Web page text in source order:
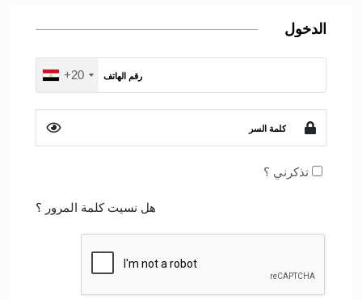
الدخول
+20
تذكرني ؟
هل نسيت كلمة المرور ؟